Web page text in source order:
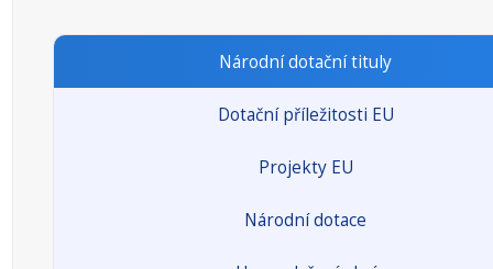
Národní dotační tituly
Dotační příležitosti EU
Projekty EU
Národní dotace